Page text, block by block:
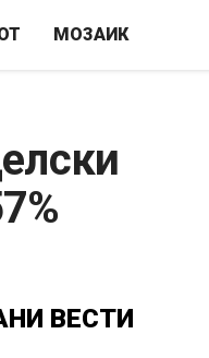
МОЗАИК
ВЕСТИ